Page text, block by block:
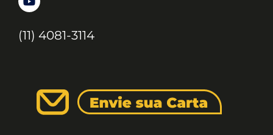
(11) 4081-3114